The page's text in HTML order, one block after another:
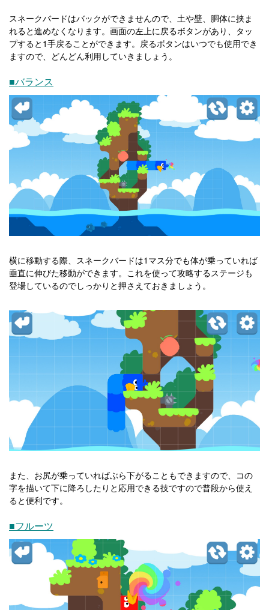
スネークバードはバックができませんので、土や壁、胴体に挟ま
れると進めなくなります。画面の左上に戻るボタンがあり、タッ
プすると1手戻ることができます。戻るボタンはいつでも使用でき
ますので、どんどん利用していきましょう。
■バランス
横に移動する際、スネークバードは1マス分でも体が乗っていれば
垂直に伸びた移動ができます。これを使って攻略するステージも
登場しているのでしっかりと押さえておきましょう。
また、お尻が乗っていればぶら下がることもできますので、コの
字を描いて下に降ろしたりと応用できる技ですので普段から使え
ると便利です。
■フルーツ